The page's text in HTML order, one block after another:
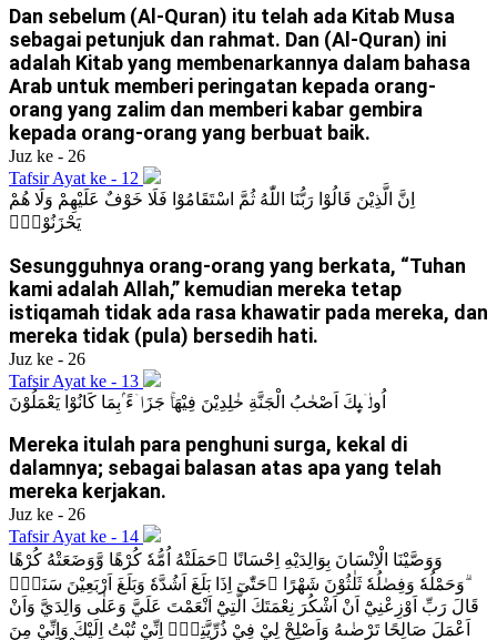
Dan sebelum (Al-Quran) itu telah ada Kitab Musa
sebagai petunjuk dan rahmat. Dan (Al-Quran) ini
adalah Kitab yang membenarkannya dalam bahasa
Arab untuk memberi peringatan kepada orang-
orang yang zalim dan memberi kabar gembira
kepada orang-orang yang berbuat baik.
Juz ke - 26
Tafsir Ayat ke - 12
اِنَّ الَّذِيْنَ قَالُوْا رَبُّنَا اللّٰهُ ثُمَّ اسْتَقَامُوْا فَلَا خَوْفٌ عَلَيْهِمْ وَلَا هُمْ
يَحْزَنُوْنَۚ
Sesungguhnya orang-orang yang berkata, “Tuhan
kami adalah Allah,” kemudian mereka tetap
istiqamah tidak ada rasa khawatir pada mereka, dan
mereka tidak (pula) bersedih hati.
Juz ke - 26
Tafsir Ayat ke - 13
اُولٰۤىِٕكَ اَصْحٰبُ الْجَنَّةِ خٰلِدِيْنَ فِيْهَاۚ جَزَاۤءً ۢبِمَا كَانُوْا يَعْمَلُوْنَ
Mereka itulah para penghuni surga, kekal di
dalamnya; sebagai balasan atas apa yang telah
mereka kerjakan.
Juz ke - 26
Tafsir Ayat ke - 14
وَوَصَّيْنَا الْاِنْسَانَ بِوَالِدَيْهِ اِحْسَانًا ۗحَمَلَتْهُ اُمُّهٗ كُرْهًا وَّوَضَعَتْهُ كُرْهًا
ۗوَحَمْلُهٗ وَفِصٰلُهٗ ثَلٰثُوْنَ شَهْرًا ۗحَتّٰىٓ اِذَا بَلَغَ اَشُدَّهٗ وَبَلَغَ اَرْبَعِيْنَ سَنَةًۙ
قَالَ رَبِّ اَوْزِعْنِيْٓ اَنْ اَشْكُرَ نِعْمَتَكَ الَّتِيْٓ اَنْعَمْتَ عَلَيَّ وَعَلٰى وَالِدَيَّ وَاَنْ
اَعْمَلَ صَالِحًا تَرْضٰىهُ وَاَصْلِحْ لِيْ فِيْ ذُرِّيَّتِيْۗ اِنِّيْ تُبْتُ اِلَيْكَ وَاِنِّيْ مِنَ